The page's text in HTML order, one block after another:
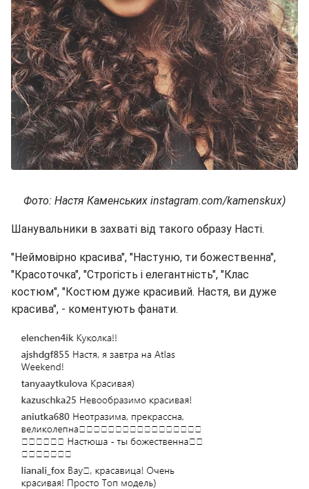
Фото: Настя Каменських instagram.com/kamenskux)
Шанувальники в захваті від такого образу Насті.
"Неймовірно красива", "Настуню, ти божественна",
"Красоточка", "Строгість і елегантність", "Клас
костюм", "Костюм дуже красивий. Настя, ви дуже
красива", - коментують фанати.